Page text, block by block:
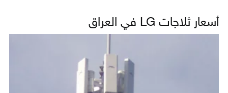
أسعار ثلاجات LG في العراق